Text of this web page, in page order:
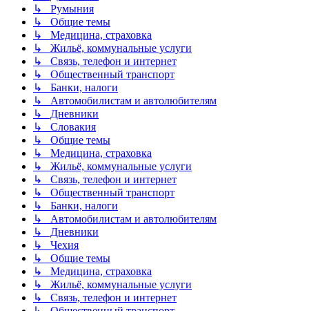
↳ Румыния
↳ Общие темы
↳ Медицина, страховка
↳ Жильё, коммунальные услуги
↳ Связь, телефон и интернет
↳ Общественный транспорт
↳ Банки, налоги
↳ Автомобилистам и автолюбителям
↳ Дневники
↳ Словакия
↳ Общие темы
↳ Медицина, страховка
↳ Жильё, коммунальные услуги
↳ Связь, телефон и интернет
↳ Общественный транспорт
↳ Банки, налоги
↳ Автомобилистам и автолюбителям
↳ Дневники
↳ Чехия
↳ Общие темы
↳ Медицина, страховка
↳ Жильё, коммунальные услуги
↳ Связь, телефон и интернет